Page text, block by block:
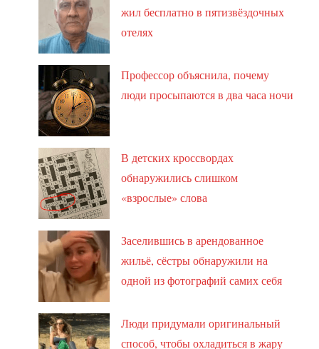
жил бесплатно в пятизвёздочных
отелях
Профессор объяснила, почему
люди просыпаются в два часа ночи
В детских кроссвордах
обнаружились слишком
«взрослые» слова
Заселившись в арендованное
жильё, сёстры обнаружили на
одной из фотографий самих себя
Люди придумали оригинальный
способ, чтобы охладиться в жару